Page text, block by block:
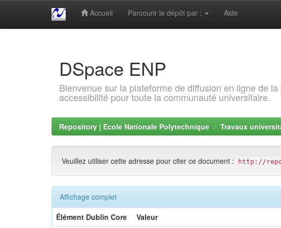
Accueil Parcourir le dépôt par : Aide
DSpace ENP
Bienvenue sur la plateforme de diffusion en ligne de
accessibilité pour toute la communauté universitaire.
Repository | Ecole Nationale Polytechnique Travaux
Veuillez utiliser cette adresse pour citer ce document : http://
Affichage complet
Élément Dublin Core
Valeur